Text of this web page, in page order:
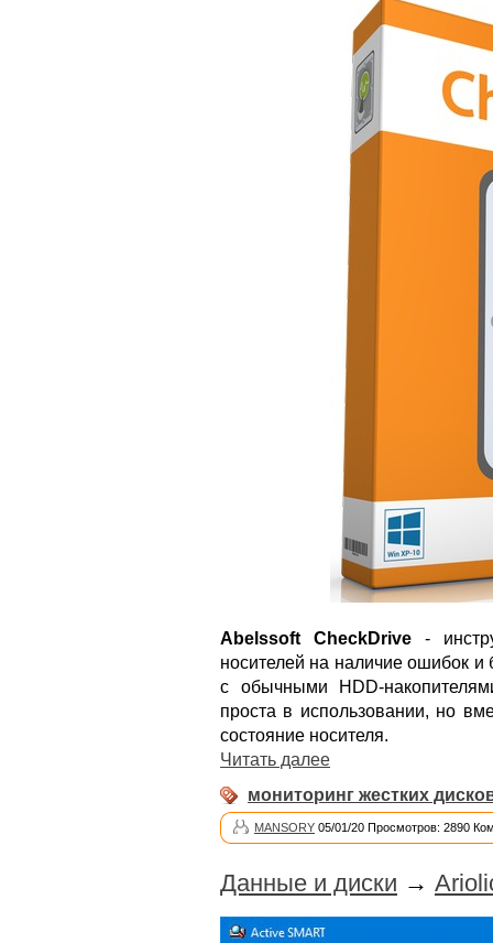
Abelssoft CheckDrive-
носителей на наличие ошибок и
с обычными HDD-
проста в использовании, но
состояние носителя.
Читать далее
мониторинг жестких
MANSORY 05/01/20 Просмотров: 2890
Данные и диски →